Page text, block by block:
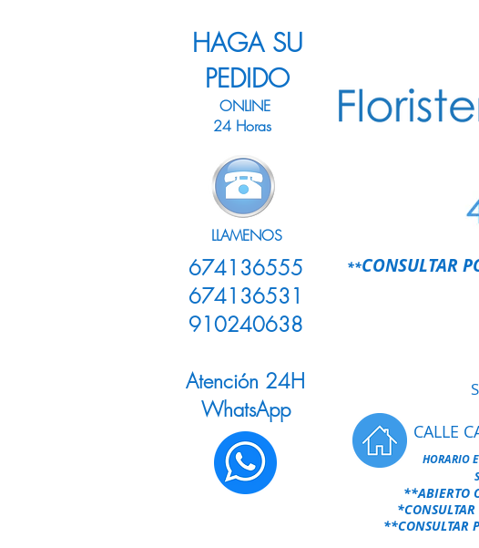
HAGA SU
PEDIDO
ONLINE
24 Horas
LLAMENOS
674136555
674136531
910240638
Atención 24H
WhatsApp
**CONSULTAR
CALLE
HORARIO
**ABIERTO
**CONSULTAR